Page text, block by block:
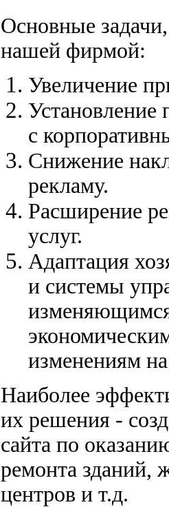
Основные
нашей фирмой:
Увеличение
Установление
с
Снижение
рекламу.
Расширение
услуг.
Адаптация
и системы
изменениям
Наиболее
их решения -
сайта по
ремонта
центров и т.д.